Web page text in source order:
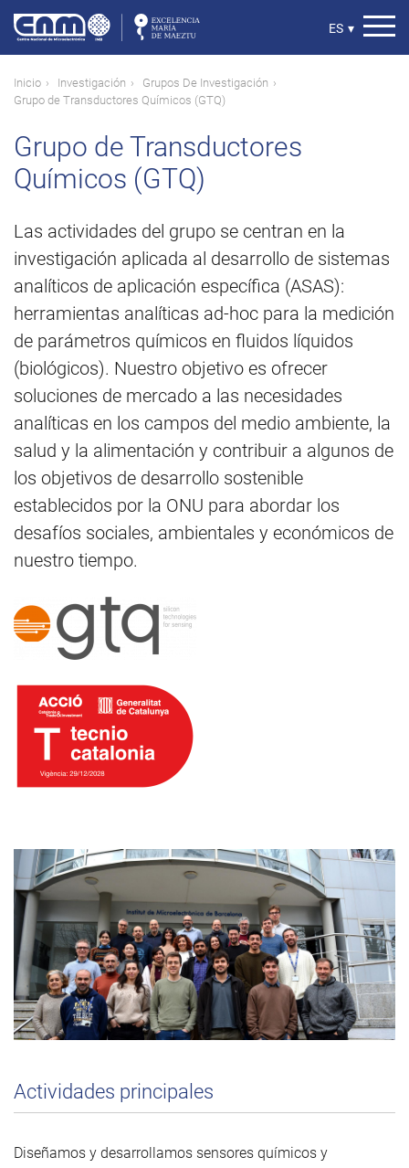
contenido
principal
Select
ES ▾
Ruta
de
navegación
Inicio Investigación
Grupos De Investigación
Grupo de Transductores Químicos (GTQ)
Grupo de Transductores
Químicos (GTQ)
Las actividades del grupo se centran en la
investigación aplicada al desarrollo de sistemas
analíticos de aplicación específica (ASAS):
herramientas analíticas ad-hoc para la medición
de parámetros químicos en fluidos líquidos
(biológicos). Nuestro objetivo es ofrecer
soluciones de mercado a las necesidades
analíticas en los campos del medio ambiente, la
salud y la alimentación y contribuir a algunos de
los objetivos de desarrollo sostenible
establecidos por la ONU para abordar los
desafíos sociales, ambientales y económicos de
nuestro tiempo.
Actividades principales
Diseñamos y desarrollamos sensores químicos y